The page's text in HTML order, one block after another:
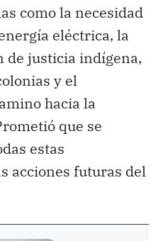
como la necesidad
eléctrica, la
de justicia indígena,
y el
hacia la
que se
estas
acciones futuras del